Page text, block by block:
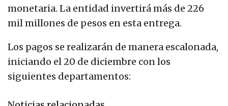
monetaria. La entidad invertirá más de 226
mil millones de pesos en esta entrega.
Los pagos se realizarán de manera escalonada,
iniciando el 20 de diciembre con los
siguientes departamentos: